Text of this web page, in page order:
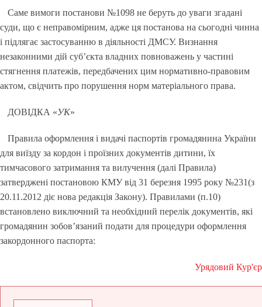
Саме вимоги постанови №1098 не беруть до уваги згадані
суди, що є неправомірним, адже ця постанова на сьогодні чинна
і підлягає застосуванню в діяльності ДМСУ. Визнання
незаконними дій суб’єкта владних повноважень у частині
стягнення платежів, передбачених цим нормативно-правовим
актом, свідчить про порушення норм матеріального права.
ДОВІДКА «УК»
Правила оформлення і видачі паспортів громадянина України
для виїзду за кордон і проїзних документів дитини, їх
тимчасового затримання та вилучення (далі Правила)
затверджені постановою КМУ від 31 березня 1995 року №231(з
20.11.2012 діє нова редакція Закону). Правилами (п.10)
встановлено виключний та необхідний перелік документів, які
громадянин зобов’язаний подати для процедури оформлення
закордонного паспорта:
Урядовий Кур'єр